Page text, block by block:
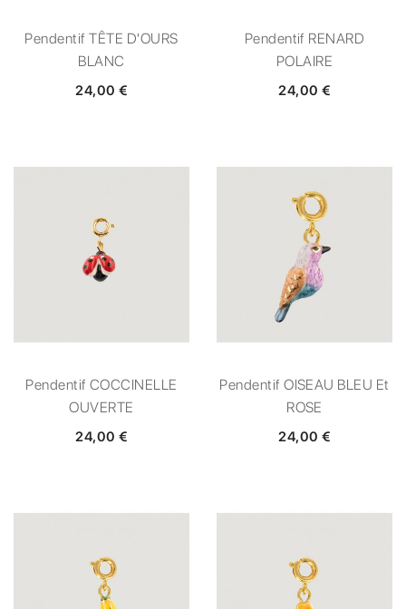
Pendentif TÊTE D'OURS
BLANC
24,00 €
Pendentif RENARD
POLAIRE
24,00 €
Pendentif COCCINELLE
OUVERTE
24,00 €
Pendentif OISEAU BLEU Et
ROSE
24,00 €